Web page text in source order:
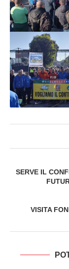
SERVE IL
VISITA